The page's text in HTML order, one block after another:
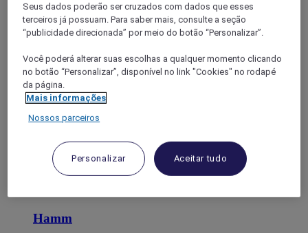
Colônia
Hamm
Seus dados poderão ser cruzados com dados que esses
terceiros já possuam. Para saber mais, consulte a seção
“publicidade direcionada” por meio do botão “Personalizar”.
Você poderá alterar suas escolhas a qualquer momento clicando
no botão “Personalizar”, disponível no link "Cookies" no rodapé
da página.
Mais informações
Nossos parceiros
Personalizar Aceitar tudo